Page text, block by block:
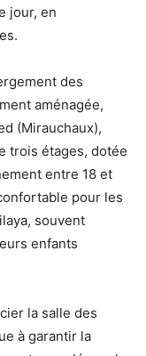
jour, en
des
aménagée,
(Mirauchaux),
trois étages, dotée
entre 18 et
pour les
souvent
enfants
la salle des
à garantir la